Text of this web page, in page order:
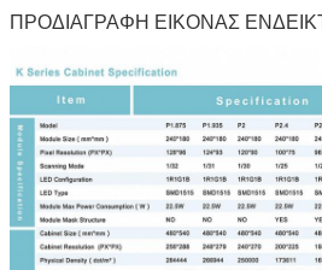
ΠΡΟΔΙΑΓΡΑΦΗ ΕΙΚΟΝΑΣ